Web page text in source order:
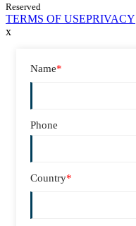
Reserved
TERMS OF USEPRIVACY
x
Name*
Phone
Country*